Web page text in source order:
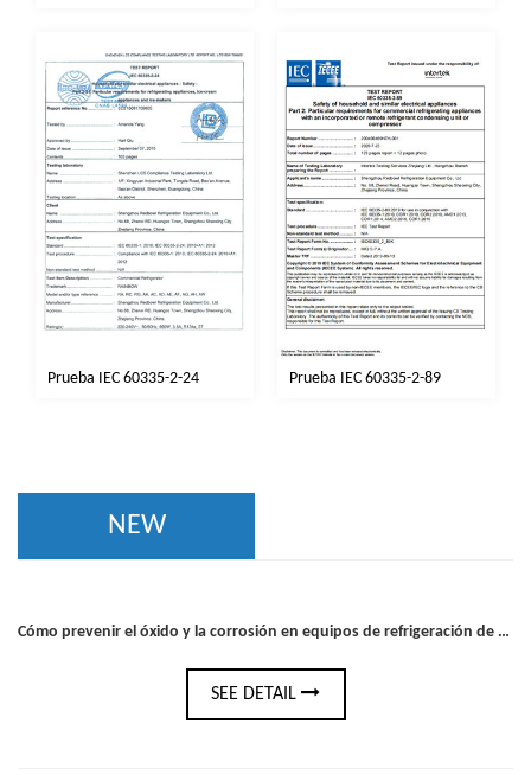
Prueba IEC 60335-2-24 Prueba IEC 60335-2-89
NEW
Cómo prevenir el óxido y la corrosión en equipos de refrigeración de acero inoxidable